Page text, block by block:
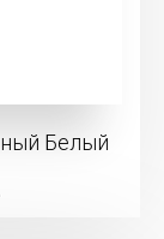
Белый